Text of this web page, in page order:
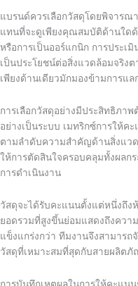
แบรนด์ควรเลือกวัสดุโดยพิจารณ
แทนที่จะดูเพียงคุณสมบัติด้านใดด้
หรือการเป็นออร์แกนิก การประเ
เป็นประโยชน์ต่อสิ่งแวดล้อมจริ
เพียงด้านเดียวมักมองข้ามการแ
การเลือกวัสดุอย่างมีประสิทธิภาพ
อย่างเป็นระบบ เมทริกซ์การให้
ตามลำดับความสำคัญด้านสิ่งแว
ให้การตัดสินใจครอบคลุมทั้งผลก
การดำเนินงาน
วัสดุจะได้รับคะแนนตั้งแต่หนึ่งถึง
ยอดรวมที่สูงขึ้นย่อมแสดงถึงควา
แข็งแกร่งกว่า ทีมงานจึงสามารถ
วัสดุที่เหมาะสมที่สุดกับสายผลิต
การบันทึกเหตุผลในการให้คะแน